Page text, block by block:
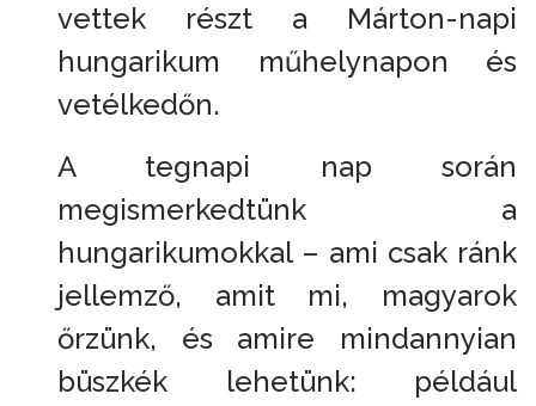
vettek részt a Márton-napi
hungarikum műhelynapon és
vetélkedőn.
A tegnapi nap során
megismerkedtünk a
hungarikumokkal – ami csak ránk
jellemző, amit mi, magyarok
őrzünk, és amire mindannyian
büszkék lehetünk: például